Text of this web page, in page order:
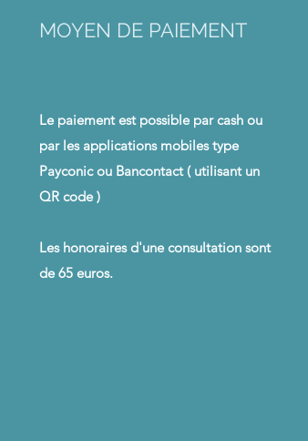
MOYEN DE PAIEMENT
Le paiement est possible par cash ou
par les applications mobilestype
Payconic ou Bancontact ( utilisant un
QR code )
Les honoraires d'une consultation sont
de 65 euros.